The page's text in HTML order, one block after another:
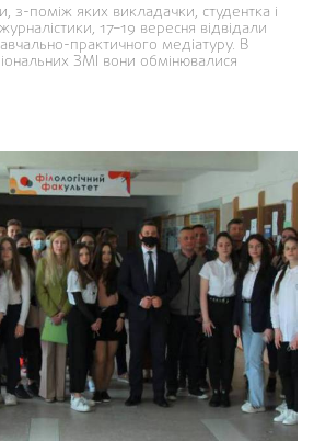
з-поміж яких викладачки, студентка і
17–19 вересня відвідали
практичного медіатуру. В
ЗМІ вони обмінювалися